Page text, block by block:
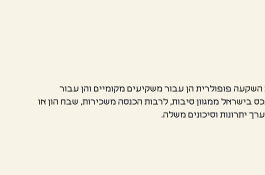
פופולרית הן עבור משקיעים מקומיים והן עבור
בישראל ממגוון סיבות, לרבות הכנסה משכירות, שבח הון או
יתרונות וסיכונים משלה.